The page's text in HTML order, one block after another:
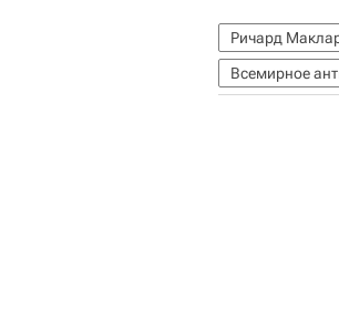
Ричард
Всемирное